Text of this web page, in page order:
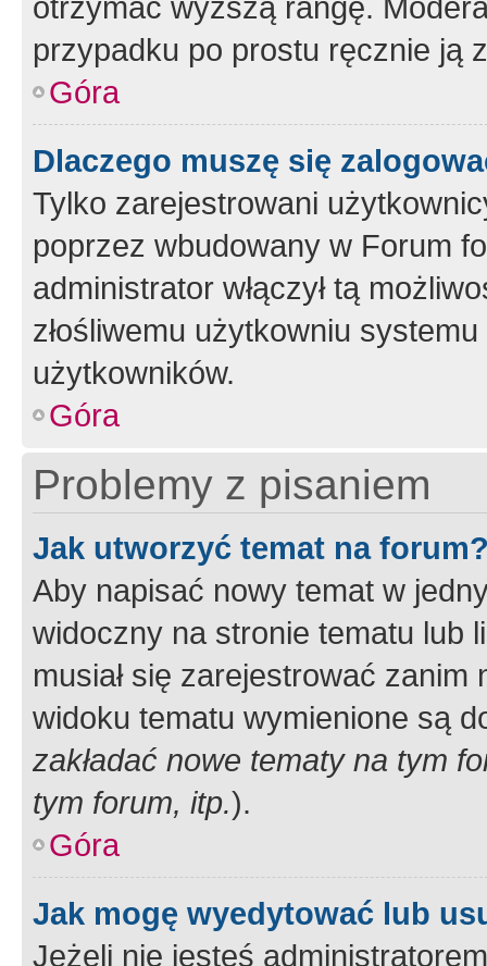
przypadku po prostu ręcznie ją
Góra
Dlaczego muszę się
Tylko zarejestrowani
poprzez wbudowany w Forum
administrator włączył tą
złośliwemu użytkowniu
użytkowników.
Góra
Problemy z pisaniem
Jak utworzyć temat na
Aby napisać nowy temat w
widoczny na stronie tematu lub
musiał się zarejestrować
widoku tematu wymienione są
zakładać nowe tematy na tym
tym forum, itp.).
Góra
Jak mogę wyedytować lub
Jeżeli nie jesteś